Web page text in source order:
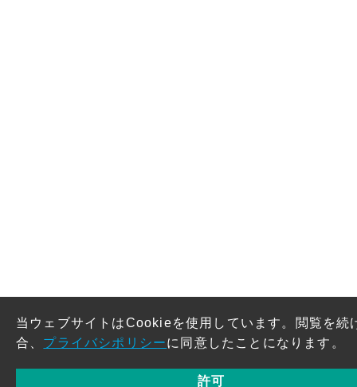
当ウェブサイトはCookieを使用しています。閲覧を続
合、 プライバシポリシーに同意したことになります。
許可